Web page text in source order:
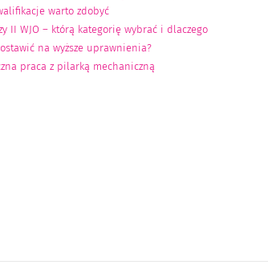
warto zdobyć
II WJO – którą kategorię wybrać i dlaczego
na wyższe uprawnienia?
praca z pilarką mechaniczną